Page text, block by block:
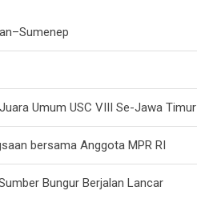
Umum USC VIII Se-Jawa Timur
bersama Anggota MPR RI
Bungur Berjalan Lancar